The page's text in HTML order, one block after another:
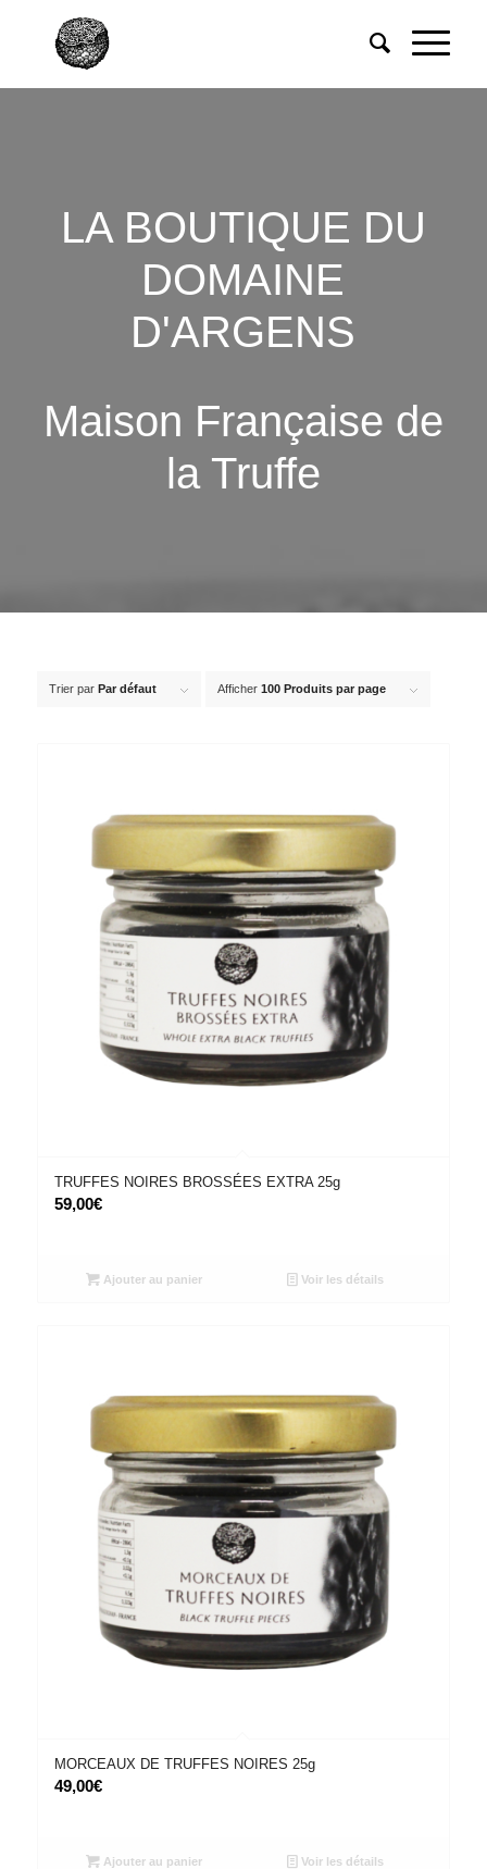
LA BOUTIQUE DU
DOMAINE
D'ARGENS
Maison Française de
la Truffe
Trier par Par défaut Afficher 100 Produits par page
TRUFFES NOIRES BROSSÉES EXTRA 25g
59,00€
Ajouter au panier Voir les détails
MORCEAUX DE TRUFFES NOIRES 25g
49,00€
Ajouter au panier Voir les détails